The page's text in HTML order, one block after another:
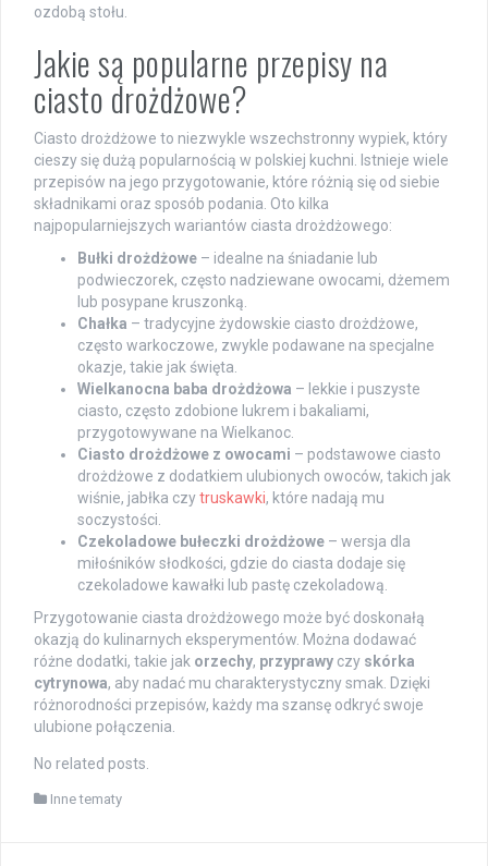
ozdobą stołu.
Jakie są popularne przepisy na
ciasto drożdżowe?
Ciasto drożdżowe to niezwykle wszechstronny wypiek, który
cieszy się dużą popularnością w polskiej kuchni. Istnieje wiele
przepisów na jego przygotowanie, które różnią się od siebie
składnikami oraz sposób podania. Oto kilka
najpopularniejszych wariantów ciasta drożdżowego:
Bułki drożdżowe – idealne na śniadanie lub
podwieczorek, często nadziewane owocami, dżemem
lub posypane kruszonką.
Chałka – tradycyjne żydowskie ciasto drożdżowe,
często warkoczowe, zwykle podawane na specjalne
okazje, takie jak święta.
Wielkanocna baba drożdżowa – lekkie i puszyste
ciasto, często zdobione lukrem i bakaliami,
przygotowywane na Wielkanoc.
Ciasto drożdżowe z owocami – podstawowe ciasto
drożdżowe z dodatkiem ulubionych owoców, takich jak
wiśnie, jabłka czytruskawki, które nadają mu
soczystości.
Czekoladowe bułeczki drożdżowe – wersja dla
miłośników słodkości, gdzie do ciasta dodaje się
czekoladowe kawałki lub pastę czekoladową.
Przygotowanie ciasta drożdżowego może być doskonałą
okazją do kulinarnych eksperymentów. Można dodawać
różne dodatki, takie jak orzechy, przyprawy czy skórka
cytrynowa, aby nadać mu charakterystyczny smak. Dzięki
różnorodności przepisów, każdy ma szansę odkryć swoje
ulubione połączenia.
No related posts.
Inne tematy